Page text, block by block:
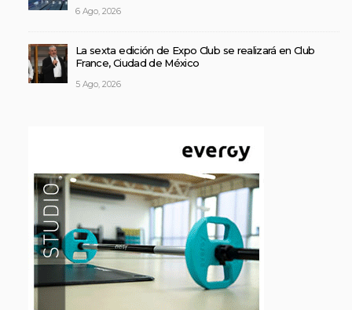
6 Ago, 2026
La sexta edición de Expo Club se realizará en Club
France, Ciudad de México
5 Ago, 2026